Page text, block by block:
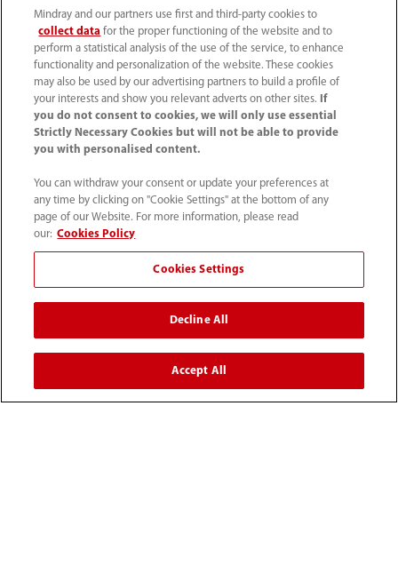
Servicios
Centro de prensa
Acerca de Mindray
Información de contacto
Mindray and our partners use first and third-party cookies to
collect data for the proper functioning of the website and to
perform a statistical analysis of the use of the service, to enhance
functionality and personalization of the website. These cookies
may also be used by our advertising partners to build a profile of
your interests and show you relevant adverts on other sites.
If
you do not consent to cookies, we will only use essential
Strictly Necessary Cookies but will not be able to provide
you with personalised content.
You can withdraw your consent or update your preferences at
any time by clicking on "Cookie Settings" at the bottom of any
page of our Website. For more information, please read
our: Cookies Policy
Cookies Settings
Decline All
Accept All